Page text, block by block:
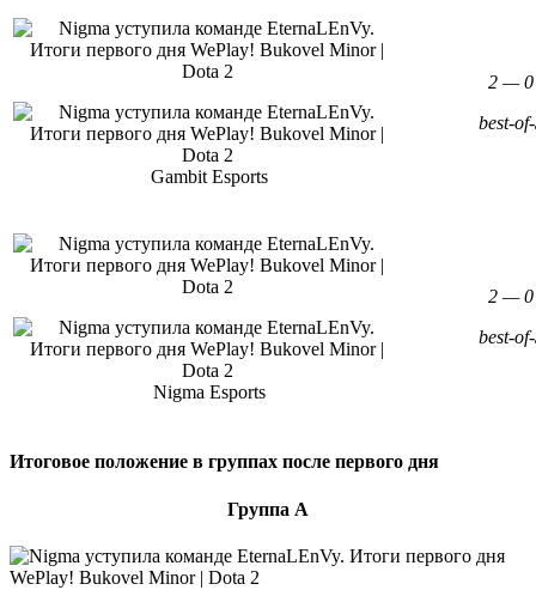
Gambit Esports
2 — 0
best-
Nigma Esports
2 — 0
best-
Итоговое положение в группах после первого дня
Группа А